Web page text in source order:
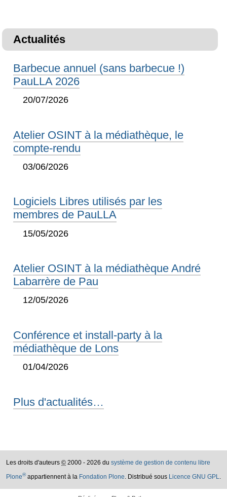
Actualités
Barbecue annuel (sans barbecue !)
PauLLA 2026
20/07/2026
Atelier OSINT à la médiathèque, le
compte-rendu
03/06/2026
Logiciels Libres utilisés par les
membres de PauLLA
15/05/2026
Atelier OSINT à la médiathèque André
Labarrère de Pau
12/05/2026
Conférence et install-party à la
médiathèque de Lons
01/04/2026
Plus d'actualités…
Les droits d'auteurs © 2000 - 2026 du système de gestion de contenu libre
Plone®appartiennent à la Fondation Plone. Distribué sous Licence GNU GPL.